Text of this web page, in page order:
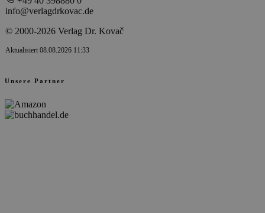
info@verlagdrkovac.de
© 2000-2026 Verlag Dr. Kovač
Aktualisiert 08.08.2026 11:33
Unsere Partner